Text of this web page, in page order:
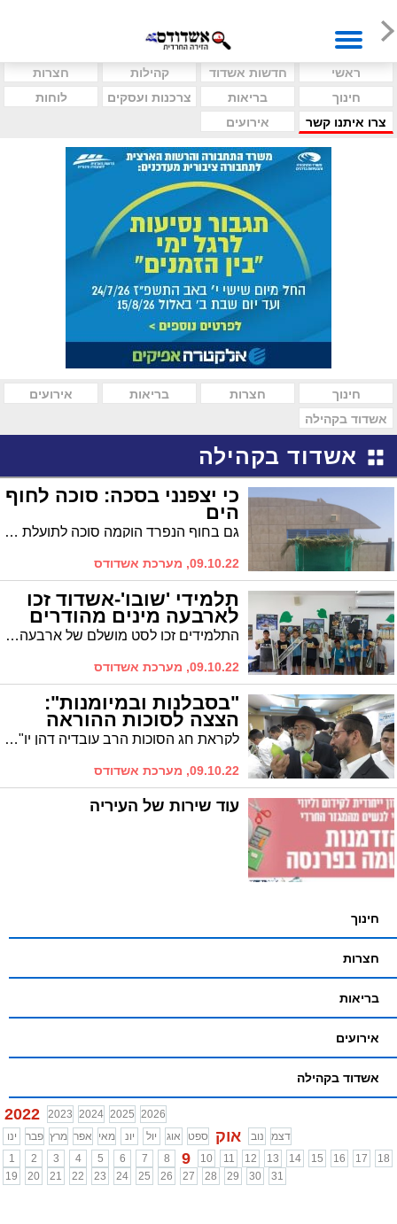
ראשי חדשות אשדוד קהילות
חצרות
חינוך
בריאות צרכנות ועסקים
לוחות
צרו איתנו קשר
אירועים
חינוך חצרות בריאות
אירועים
אשדוד בקהילה
אשדוד בקהילה
כי יצפנני בסכה: סוכה לחוף
הים
גם בחוף הנפרד הוקמה סוכה לתועלת המתרחצים. אם תחליטו להגיע לחוף, לא תיאלצו לוותר על הסוכה
09.10.22, מערכת אשדודס
תלמידי 'שובו'-אשדוד זכו
לארבעה מינים מהודרים
התלמידים זכו לסט מושלם של ארבעה מינים כאשר הם יזכו במצווה את משפחותיהם
09.10.22, מערכת אשדודס
"בסבלנות ובמיומנות":
הצצה לסוכות ההוראה
לקראת חג הסוכות הרב עובדיה דהן יו"ר המועצה הדתית סייר בשווקי ארבעת המינים ונפגש מקרוב עם רבני סוכות ההוראה המופעלות על ידי המועצה הדתית כשירות לציבור
09.10.22, מערכת אשדודס
עוד שירות של העיריה
חינוך
חצרות
בריאות
אירועים
אשדוד בקהילה
2022 2023 2024 2025 2026
ינו
פבר מרץ אפר מאי יונ יול אוג ספט אוק נוב
דצמ
1
2 3 4 5 6 7 8 9 10 11 12 13 14 15 16 17
18
19
20 21 22 23 24 25 26 27 28 29 30 31